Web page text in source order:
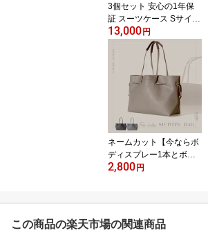
3個セット 安心の1年保
証 スーツケース Sサイズ
Mサイズ Lサイズ 機内持
ち込み 3点SET・送料無
料 Kevala LIGHT WEIGH
T KV-015LW 3サイズSET
旅行 キャリーバッグ キ
ャリーケース 軽量 3個 大
13,000 円
ネームカット【今ならボ
ディスプレー1本とボト
ルホルダー1個をプレゼ
フェイクレザー 軽量 大
容量 無地 仕事鞄 通勤 通
2,800 円
この商品の楽天市場の関連商品